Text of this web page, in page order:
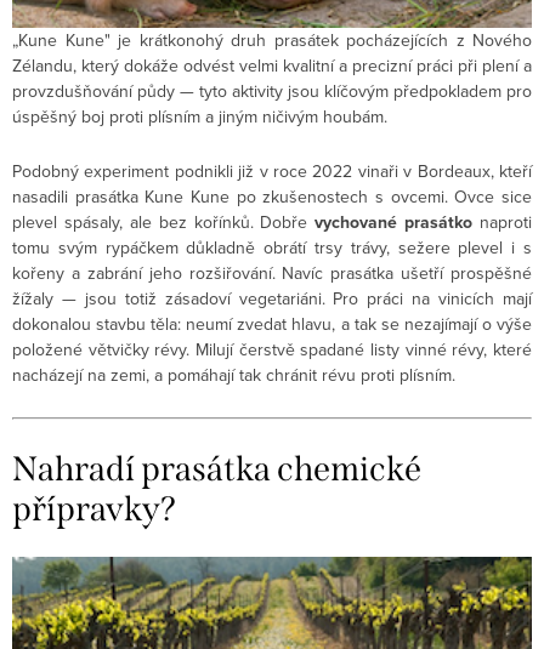
„Kune Kune" je krátkonohý druh prasátek pocházejících z Nového
Zélandu, který dokáže odvést velmi kvalitní a precizní práci při plení a
provzdušňování půdy — tyto aktivity jsou klíčovým předpokladem pro
úspěšný boj proti plísním a jiným ničivým houbám.
Podobný experiment podnikli již v roce 2022 vinaři v Bordeaux, kteří
nasadili prasátka Kune Kune po zkušenostech s ovcemi. Ovce sice
plevel spásaly, ale bez kořínků. Dobřevychované prasátko naproti
tomu svým rypáčkem důkladně obrátí trsy trávy, sežere plevel i s
kořeny a zabrání jeho rozšiřování. Navíc prasátka ušetří prospěšné
žížaly — jsou totiž zásadoví vegetariáni. Pro práci na vinicích mají
dokonalou stavbu těla: neumí zvedat hlavu, a tak se nezajímají o výše
položené větvičky révy. Milují čerstvě spadané listy vinné révy, které
nacházejí na zemi, a pomáhají tak chránit révu proti plísním.
Nahradí prasátka chemické
přípravky?